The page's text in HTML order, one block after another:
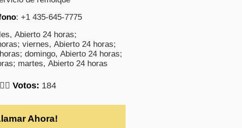
: +1 435-645-7775
Abierto 24 horas;
viernes, Abierto 24 horas;
domingo, Abierto 24 horas;
martes, Abierto 24 horas
Votos: 184
Ahora!